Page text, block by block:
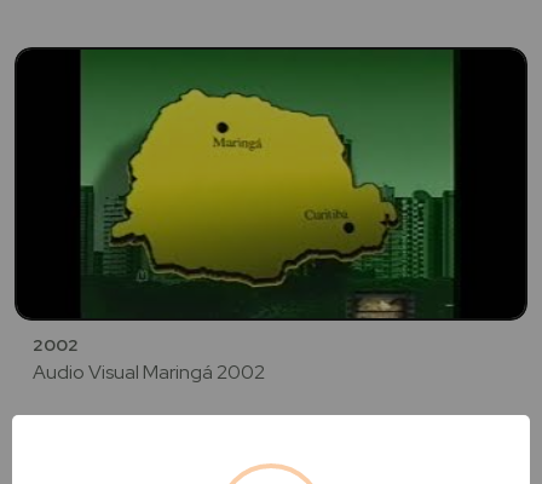
2002
Audio Visual Maringá 2002